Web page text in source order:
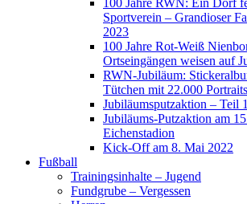
100 Jahre RWN: Ein Dorf
Sportverein – Grandioser
2023
100 Jahre Rot-Weiß
Ortseingängen weisen auf
RWN-Jubiläum:
Tütchen mit 22.000
Jubiläumsputzaktion – Teil 1
Jubiläums-Putzaktion am
Eichenstadion
Kick-Off am 8. Mai 2022
Fußball
Trainingsinhalte – Jugend
Fundgrube – Vergessen